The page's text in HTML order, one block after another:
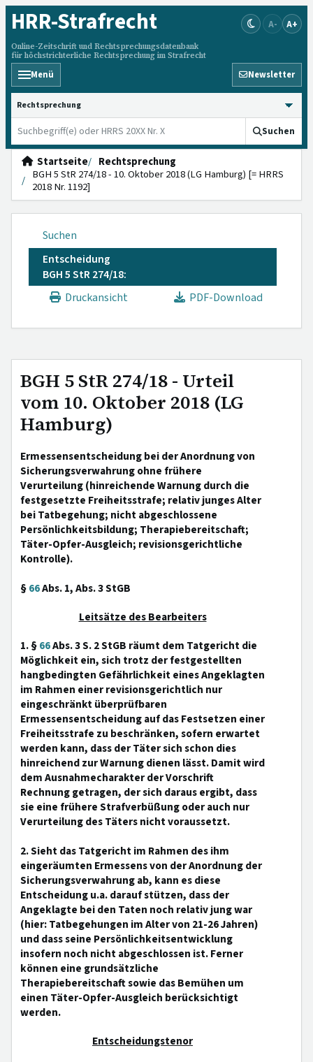
HRR-Strafrecht
Online-Zeitschrift und Rechtsprechungsdatenbank
für höchstrichterliche Rechtsprechung im Strafrecht
A- A+
Menü Newsletter
HRRS durchsuchen
Suchen
Startseite
Rechtsprechung
BGH 5 StR 274/18 - 10. Oktober 2018 (LG Hamburg) [= HRRS
2018 Nr. 1192]
Suchen
Entscheidung
BGH 5 StR 274/18:
Druckansicht
PDF-Download
BGH 5 StR 274/18 - Urteil
vom 10. Oktober 2018 (LG
Hamburg)
Ermessensentscheidung bei der Anordnung von
Sicherungsverwahrung ohne frühere
Verurteilung (hinreichende Warnung durch die
festgesetzte Freiheitsstrafe; relativ junges Alter
bei Tatbegehung; nicht abgeschlossene
Persönlichkeitsbildung; Therapiebereitschaft;
Täter-Opfer-Ausgleich; revisionsgerichtliche
Kontrolle).
§66Abs. 1, Abs. 3 StGB
Leitsätze des Bearbeiters
1. §66Abs. 3 S. 2 StGB räumt dem Tatgericht die
Möglichkeit ein, sich trotz der festgestellten
hangbedingten Gefährlichkeit eines Angeklagten
im Rahmen einer revisionsgerichtlich nur
eingeschränkt überprüfbaren
Ermessensentscheidung auf das Festsetzen einer
Freiheitsstrafe zu beschränken, sofern erwartet
werden kann, dass der Täter sich schon dies
hinreichend zur Warnung dienen lässt. Damit wird
dem Ausnahmecharakter der Vorschrift
Rechnung getragen, der sich daraus ergibt, dass
sie eine frühere Strafverbüßung oder auch nur
Verurteilung des Täters nicht voraussetzt.
2. Sieht das Tatgericht im Rahmen des ihm
eingeräumten Ermessens von der Anordnung der
Sicherungsverwahrung ab, kann es diese
Entscheidung u.a. darauf stützen, dass der
Angeklagte bei den Taten noch relativ jung war
(hier: Tatbegehungen im Alter von 21-26 Jahren)
und dass seine Persönlichkeitsentwicklung
insofern noch nicht abgeschlossen ist. Ferner
können eine grundsätzliche
Therapiebereitschaft sowie das Bemühen um
einen Täter-Opfer-Ausgleich berücksichtigt
werden.
Entscheidungstenor